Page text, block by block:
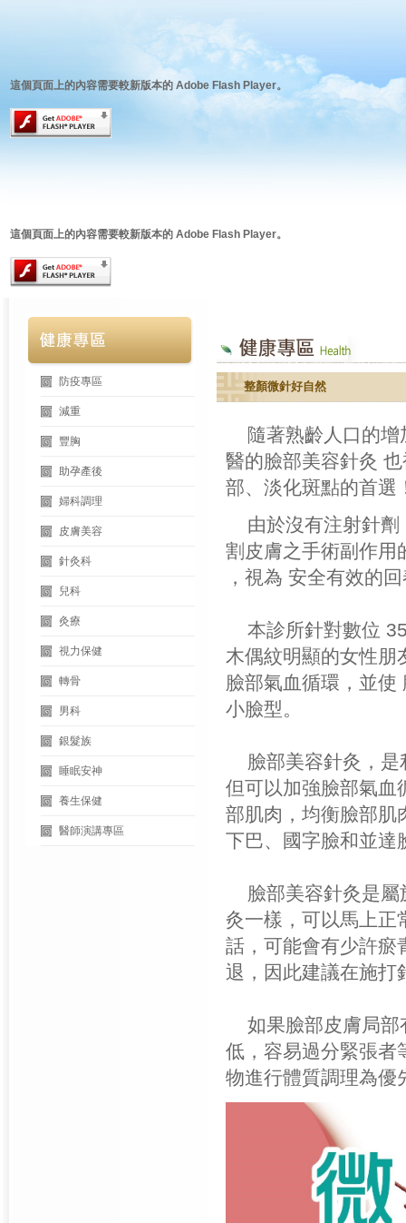
這個頁面上的內容需要較新版本的 Adobe Flash Player。
這個頁面上的內容需要較新版本的 Adobe Flash Player。
防疫專區
減重
豐胸
助孕產後
婦科調理
皮膚美容
針灸科
兒科
灸療
視力保健
轉骨
男科
銀髮族
睡眠安神
養生保健
醫師演講專區
整顏微針好自然
隨著熟齡人口的增
醫的臉部美容針灸
部、淡化斑點的首選
由於沒有注射針
割皮膚之手術副作用
，視為 安全有效的
本診所針對數位
木偶紋明顯的女性朋
臉部氣血循環，並使
小臉型。
臉部美容針灸，
但可以加強臉部氣血
部肌肉，均衡臉部肌
下巴、國字臉和並達
臉部美容針灸是
灸一樣，可以馬上正
話，可能會有少許瘀
退，因此建議在施打
如果臉部皮膚局部
低，容易過分緊張者
物進行體質調理為優